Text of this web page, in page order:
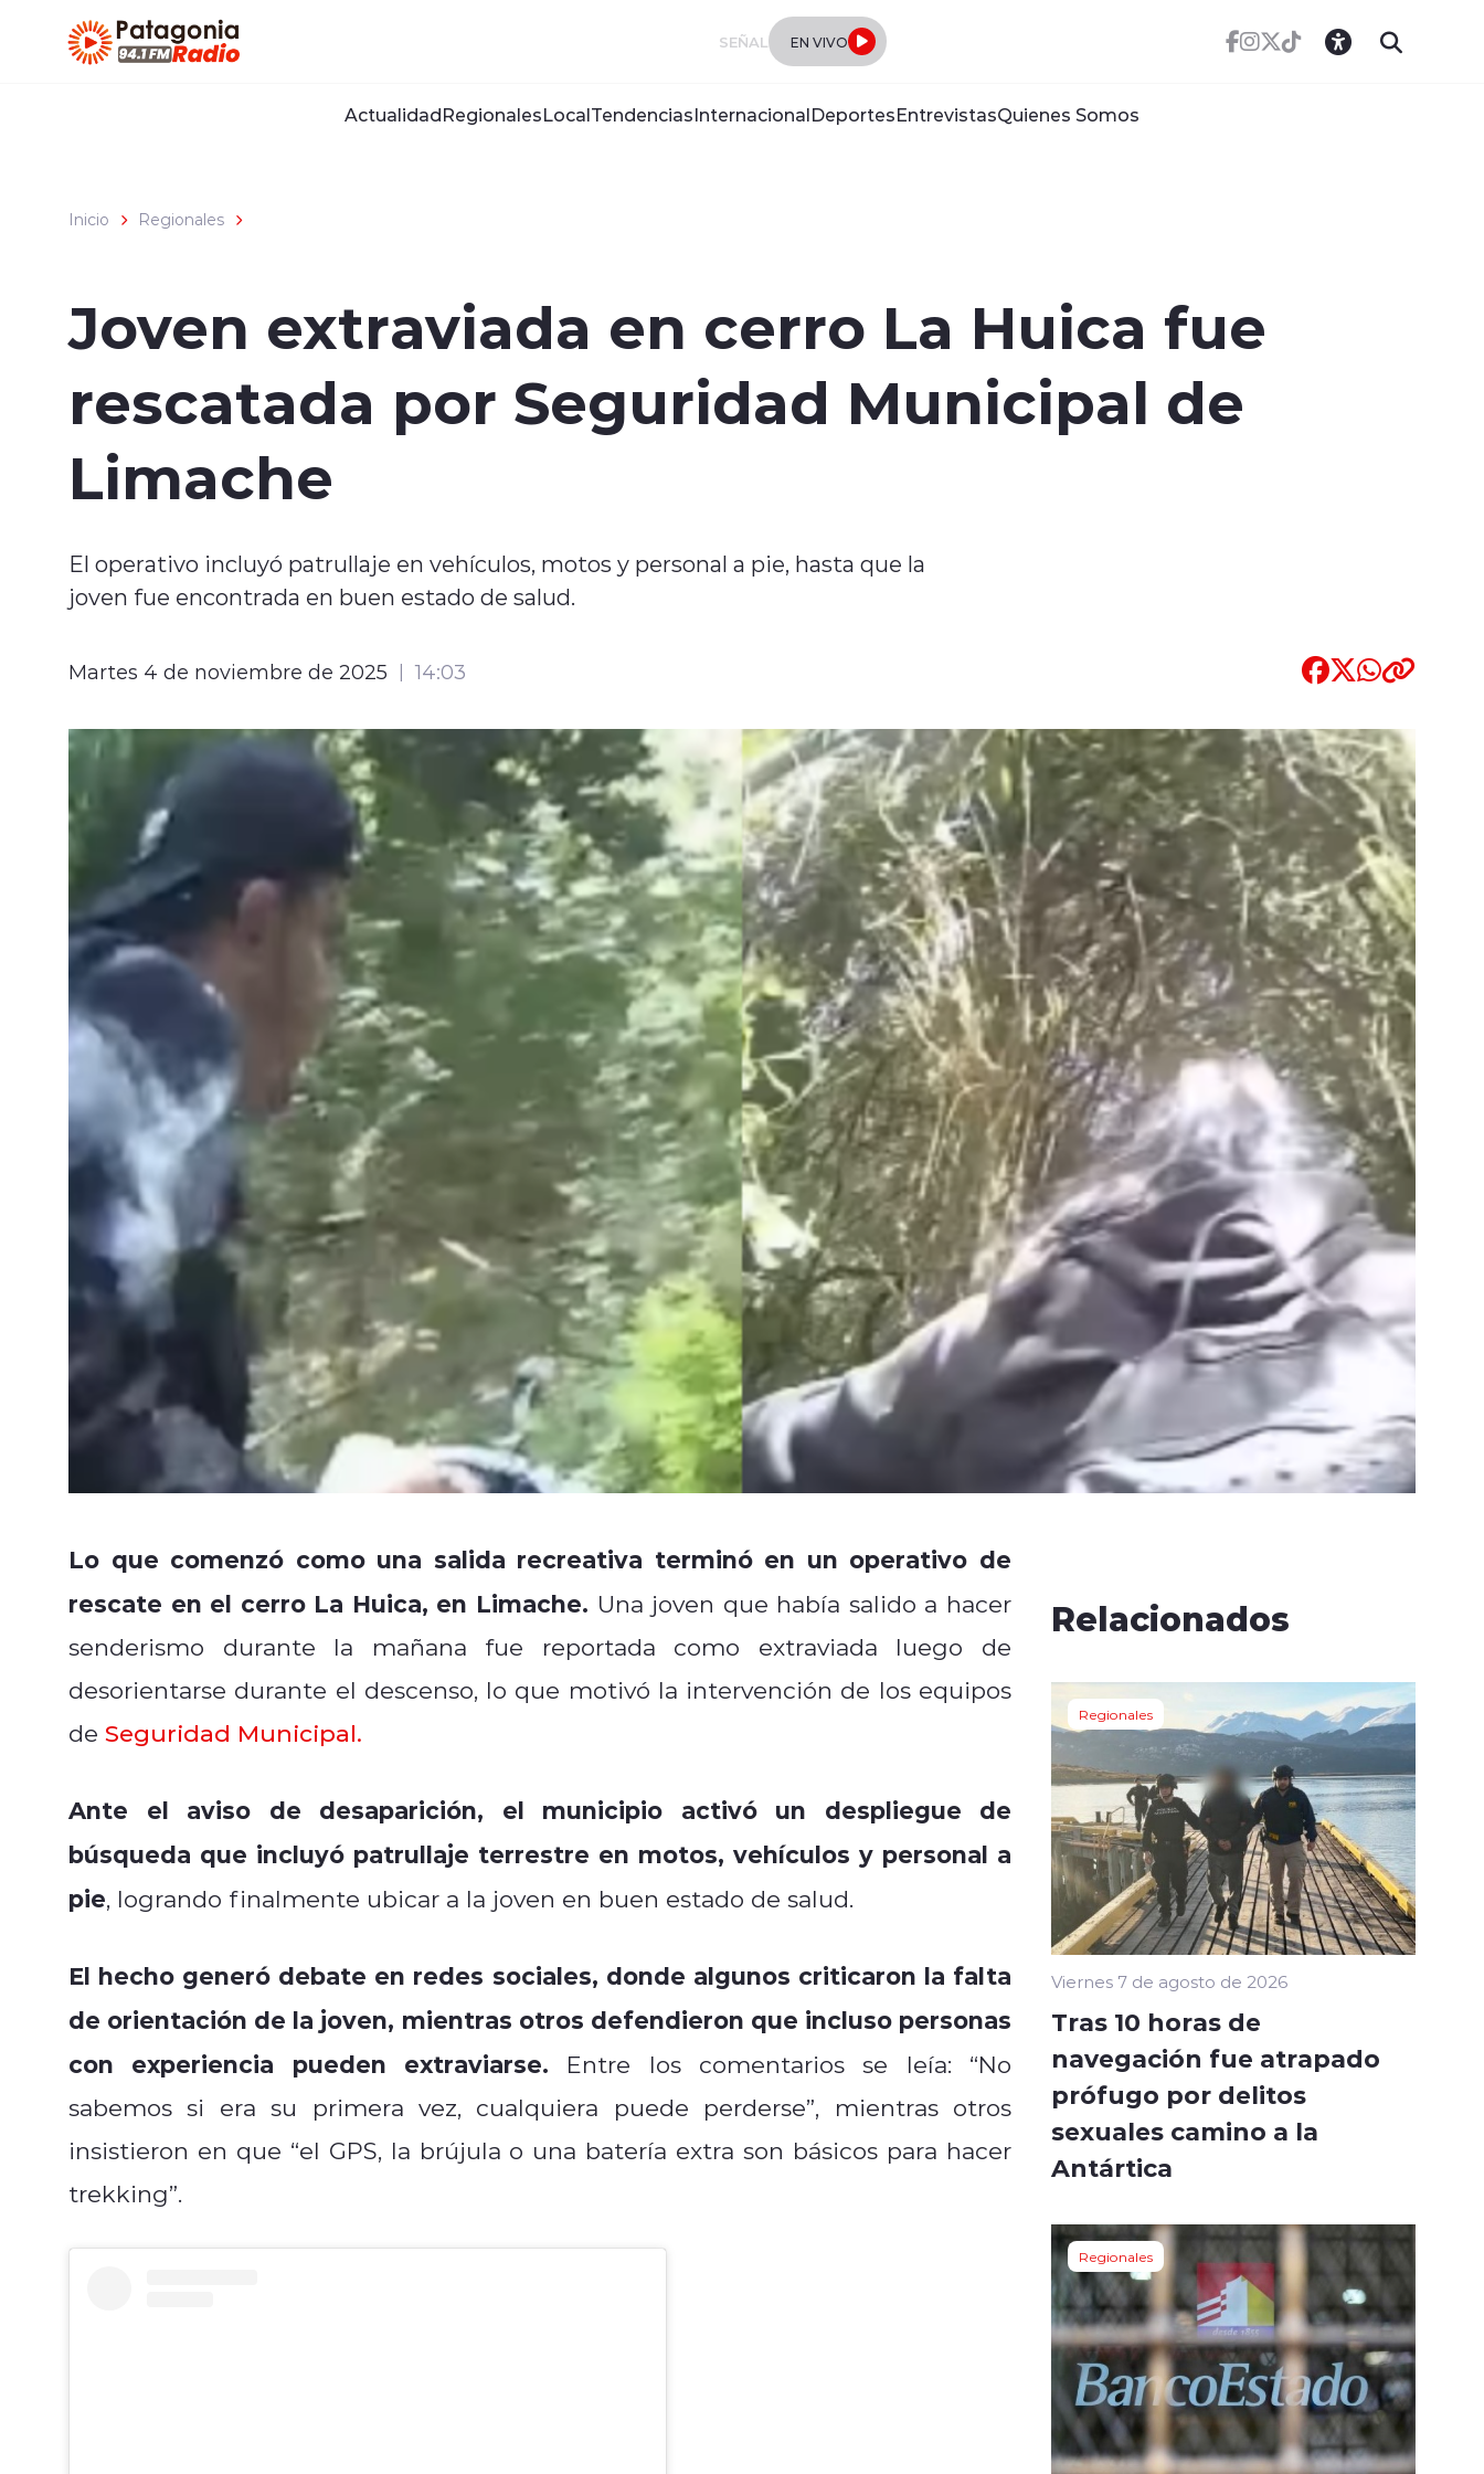
SEÑAL EN VIVO
ActualidadRegionalesLocalTendenciasInternacionalDeportesEntrevistasQuienes Somos
Inicio Regionales
Joven extraviada en cerro La Huica fue
rescatada por Seguridad Municipal de
Limache
El operativo incluyó patrullaje en vehículos, motos y personal a pie, hasta que la
joven fue encontrada en buen estado de salud.
Martes 4 de noviembre de 2025 14:03
Lo que comenzó como una salida recreativa terminó en un operativo de
rescate en el cerro La Huica, en Limache. Una joven que había salido a hacer
senderismo durante la mañana fue reportada como extraviada luego de
desorientarse durante el descenso, lo que motivó la intervención de los equipos
de Seguridad Municipal.
Ante el aviso de desaparición, el municipio activó un despliegue de
búsqueda que incluyó patrullaje terrestre en motos, vehículos y personal a
pie, logrando finalmente ubicar a la joven en buen estado de salud.
El hecho generó debate en redes sociales, donde algunos criticaron la falta
de orientación de la joven, mientras otros defendieron que incluso personas
con experiencia pueden extraviarse. Entre los comentarios se leía: “No
sabemos si era su primera vez, cualquiera puede perderse”, mientras otros
insistieron en que “el GPS, la brújula o una batería extra son básicos para hacer
trekking”.
Relacionados
Regionales
Viernes 7 de agosto de 2026
Tras 10 horas de
navegación fue atrapado
prófugo por delitos
sexuales camino a la
Antártica
Regionales